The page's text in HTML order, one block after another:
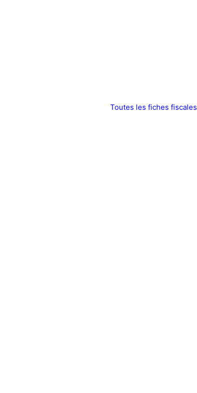
Toutes les fiches fiscales